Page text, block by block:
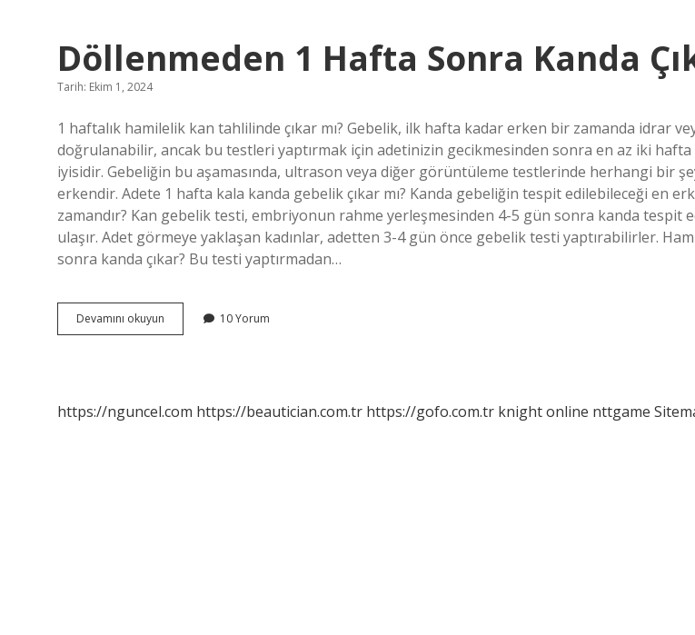
Döllenmeden 1 Hafta Sonra Kanda
Tarih: Ekim 1, 2024
1 haftalık hamilelik kan tahlilinde çıkar mı? Gebelik, ilk hafta kadar erken bir zamanda idrar
doğrulanabilir, ancak bu testleri yaptırmak için adetinizin gecikmesinden sonra en az iki
iyisidir. Gebeliğin bu aşamasında, ultrason veya diğer görüntüleme testlerinde herhangi bir
erkendir. Adete 1 hafta kala kanda gebelik çıkar mı? Kanda gebeliğin tespit edilebileceği en
zamandır? Kan gebelik testi, embriyonun rahme yerleşmesinden 4-5 gün sonra kanda tespit
ulaşır. Adet görmeye yaklaşan kadınlar, adetten 3-4 gün önce gebelik testi yaptırabilirler.
sonra kanda çıkar? Bu testi yaptırmadan…
Devamını okuyun Döllenmeden
1
Mı
10 Yorum
https://nguncel.com https://beautician.com.tr https://gofo.com.tr knight online nttgame